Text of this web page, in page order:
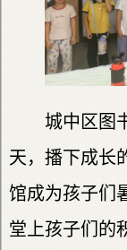
城中区图
天，播下成长
馆成为孩子们
堂上孩子们的